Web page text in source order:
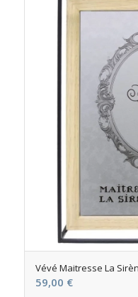
Vévé Maitresse La
59,00 €